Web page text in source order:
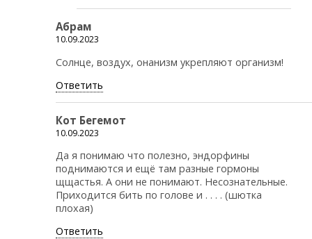
Абрам
10.09.2023
Солнце, воздух, онанизм укрепляют организм!
Ответить
Кот Бегемот
10.09.2023
Да я понимаю что полезно, эндорфины
поднимаются и ещё там разные гормоны
щщастья. А они не понимают. Несознательные.
Приходится бить по голове и . . . . (шютка
плохая)
Ответить